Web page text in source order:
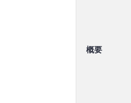
概要